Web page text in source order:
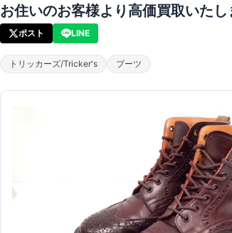
お住いのお客様より高価買取いたし
ポスト LINE
トリッカーズ/Tricker's ブーツ